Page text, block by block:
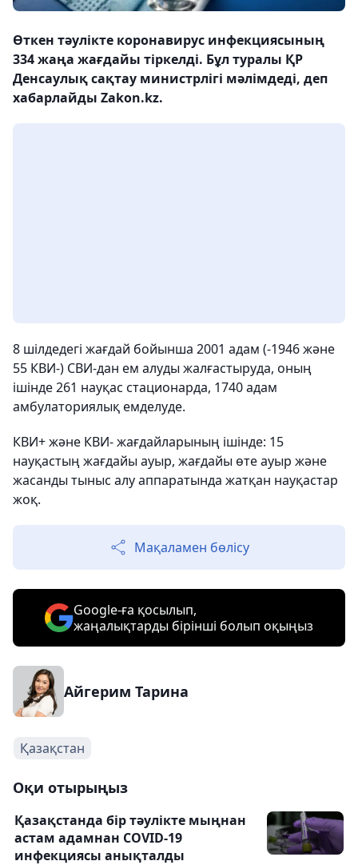
Өткен тәулікте коронавирус инфекциясының
334 жаңа жағдайы тіркелді. Бұл туралы ҚР
Денсаулық сақтау министрлігі мәлімдеді, деп
хабарлайды Zakon.kz.
8 шілдедегі жағдай бойынша 2001 адам (-1946 және
55 КВИ-) СВИ-дан ем алуды жалғастыруда, оның
ішінде 261 науқас стационарда, 1740 адам
амбулаториялық емделуде.
КВИ+ және КВИ- жағдайларының ішінде: 15
науқастың жағдайы ауыр, жағдайы өте ауыр және
жасанды тыныс алу аппаратында жатқан науқастар
жоқ.
Мақаламен бөлісу
Google-ға қосылып,
жаңалықтарды бірінші болып оқыңыз
Айгерим Тарина
Қазақстан
Оқи отырыңыз
Қазақстанда бір тәулікте мыңнан
астам адамнан COVID-19
инфекциясы анықталды